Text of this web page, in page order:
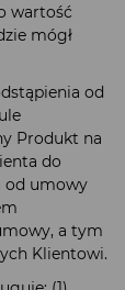
wartość
mógł
od
Produkt na
do
od umowy
a tym
Klientowi.